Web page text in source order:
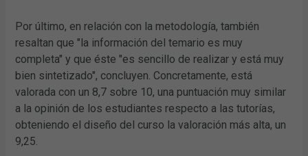
Por último, en relación con la metodología, también
resaltan que "la información del temario es muy
completa" y que éste "es sencillo de realizar y está muy
bien sintetizado", concluyen. Concretamente, está
valorada con un 8,7 sobre 10, una puntuación muy similar
a la opinión de los estudiantes respecto a las tutorías,
obteniendo el diseño del curso la valoración más alta, un
9,25.